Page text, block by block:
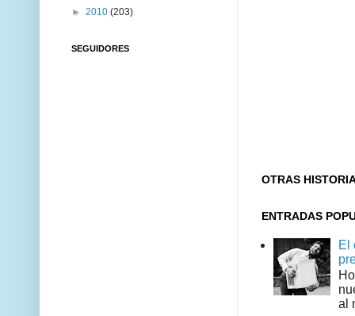
OTRAS
ENTRADAS
El
al
► 2010 (203)
SEGUIDORES